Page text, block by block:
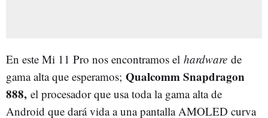
En este Mi 11 Pro nos encontramos el hardware de
gama alta que esperamos; Qualcomm Snapdragon
888, el procesador que usa toda la gama alta de
Android que dará vida a una pantalla AMOLED curva